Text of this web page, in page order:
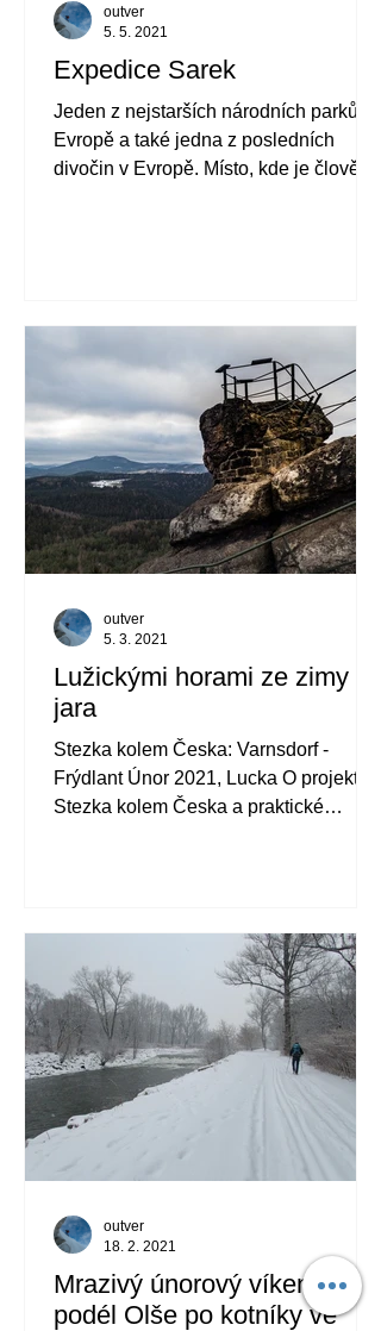
Expedice Sarek
Jeden z nejstarších národních parků v
Evropě a také jedna z posledních
divočin v Evropě. Místo, kde je člověk
outver
5. 5. 2021
Lužickými horami ze zimy do
jara
Stezka kolem Česka: Varnsdorf -
Frýdlant Únor 2021, Lucka O projektu
Stezka kolem Česka a praktické
outver
5. 3. 2021
Mrazivý únorový víkend
podél Olše po kotníky ve
outver
18. 2. 2021